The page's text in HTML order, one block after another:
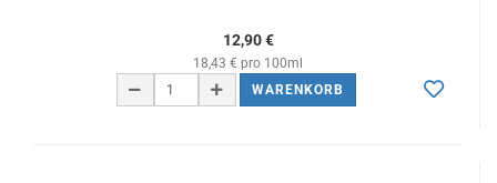
12,90 €
18,43 € pro 100ml
WARENKORB